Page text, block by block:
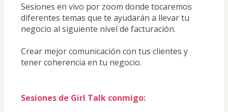
Sesiones en vivo por zoom donde tocaremos
diferentes temas que te ayudarán a llevar tu
negocio al siguiente nivel de facturación.
Crear mejor comunicación con tus clientes y
tener coherencia en tu negocio.
Sesiones de Girl Talk conmigo: